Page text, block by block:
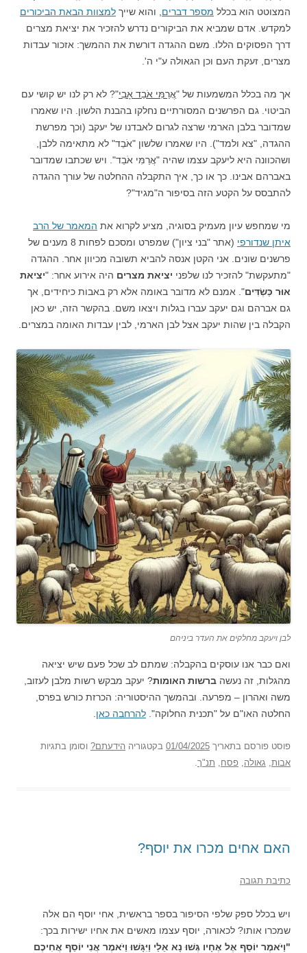
המצוטט הוא בכלל מספר דברים , והוא שייך למצוות הבאת הביכורים
למקדש. אדם שמביא את הביקורים נדרש להזכיר את יציאת מצרים
דרך הפסוקים הללו. משם ההגדה דורשת את ההמשך: אזכור עבדות
מצרים, זעקת העם וכן הגאולה ע"י ה'.
אך מה בכלל המשמעות של "אֲרַמִּי אֹבֵד אָבִי"? לא רק לנו יש קושי עם
הביטוי. גם הפרשנים המסורתיים נחלקו בהבנת הלשון. היו שאמרו
שמדובר בלבן הארמי שרצה לגרום לאבדנו של יעקב (וכך מפרשת
ההגדה, "צא ולמד"). היו שאמרו שלשון "אֹבֵד" לא מתאימה ללבן,
ושהכוונה היא ליעקב עצמו שהיה "אֲרַמִּי אֹבֵד". ויש שכתבו שמדובר
באברהם אבינו. כך או כך, איך התקבלה ההחלטה של עורך ההגדה
להתבסס על הקטע הזה בסיפור ה"מגיד"?
מי שמחפש עיון מעמיק בסוגיה, מציע לקרוא את המאמר של הרב
איתן שנדורפי
(אתר "בני ציון") שמפרט ומסכם לפחות 8 מענים של
פרשנים שונים. אני הקטן אנסה להביא תשובה מכיוון אחר. ההגדה
"מתעקשת" להזכיר לנו שלפני יציאת מצרים היה אירוע אחר: "יציאת
אוּר כַּשְׂדִּים". אמנם לא מדובר באומה אלא רק באבות כיחידים, אך
גם אברהם וגם יעקב עברו בגלות ויצאו משם. בהקשר הזה, יש כאן
הקבלה בין שהות יעקב אצל לבן הארמי, לבין עבדות האומה במצרים.
לבן ויעקב מחלקים את העדר ביניהם
ואם כבר אנו עוסקים בהקבלה: שמתם לב שכל פעם שיש יציאה
מהגלות, זה נעשה ברשות האומות? יעקב מבקש רשות מלבן לעזוב,
משה ואהרון – מפרעה. ובהמשך ההיסטוריה: הכרזת כורש בפרס,
החלטה האו"ם על "תכנית החלוקה". להרחבה כאן
פוסט פורסם בתאריך 01/04/2025 בקטגוריה הידעתם? וסומן בתגיות
אבות גאולה פסח תנ"ך
האם אחים מכרו את יוסף?
כתיבת תגובה
ויש בכלל ספק שלפי הסיפור בספר בראשית, אחי יוסף הם אלה
שמכרו אותו? לכאורה, יוסף עצמו מאשים את אחיו ישירות בכך:
"וַיֹּאמֶר יוֹסֵף אֶל אֶחָיו גְּשׁוּ נָא אֵלַי וַיִּגָּשׁוּ וַיֹּאמֶר אֲנִי יוֹסֵף אֲחִיכֶם